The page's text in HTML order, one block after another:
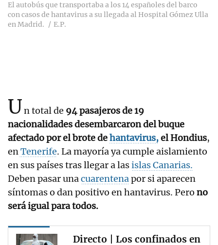
El autobús que transportaba a los 14 españoles del barco
con casos de hantavirus a su llegada al Hospital Gómez Ulla
en Madrid.
E.P.
Un total de 94 pasajeros de 19
nacionalidades desembarcaron del buque
afectado por el brote dehantavirus,el Hondius,
enTenerife. La mayoría ya cumple aislamiento
en sus países tras llegar a lasislas Canarias.
Deben pasar unacuarentenapor si aparecen
síntomas o dan positivo en hantavirus. Pero no
será igual para todos.
Directo | Los confinados en